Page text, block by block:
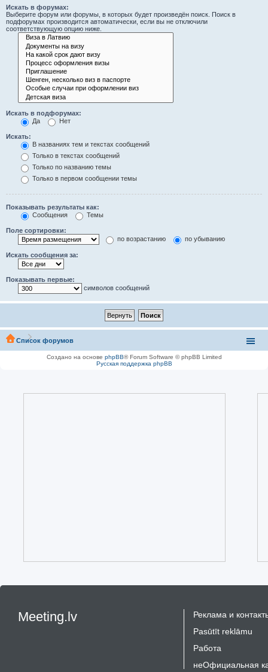
Искать в форумах:
Выберите форум или форумы, в которых будет произведён поиск. Поиск в
подфорумах производится автоматически, если вы не отключили
соответствующую опцию ниже.
Искать в подфорумах:
Да
Нет
Искать:
В названиях тем и текстах сообщений
Только в текстах сообщений
Только по названию темы
Только в первом сообщении темы
Показывать результаты как:
Сообщения
Темы
Поле сортировки:
по возрастанию
по убыванию
Искать сообщения за:
Показывать первые:
символов сообщений
Список форумов
Создано на основе phpBB® Forum Software © phpBB Limited
Русская поддержка phpBB
Meeting.lv
Реклама и
Pasūtīt reklāmu
Работа
неОфициальная